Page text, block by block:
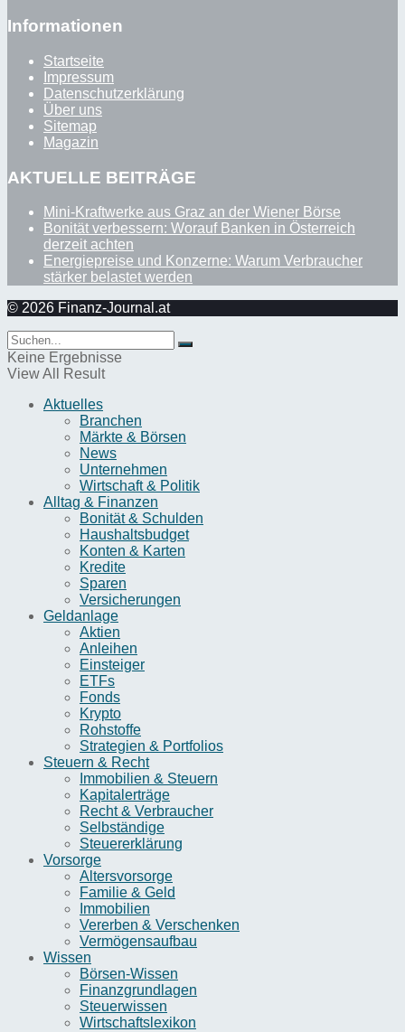
Informationen
Startseite
Impressum
Datenschutzerklärung
Über uns
Sitemap
Magazin
AKTUELLE BEITRÄGE
Mini-Kraftwerke aus Graz an der Wiener Börse
Bonität verbessern: Worauf Banken in Österreich
derzeit achten
Energiepreise und Konzerne: Warum Verbraucher
stärker belastet werden
© 2026 Finanz-Journal.at
Keine Ergebnisse
View All Result
Aktuelles
Branchen
Märkte & Börsen
News
Unternehmen
Wirtschaft & Politik
Alltag & Finanzen
Bonität & Schulden
Haushaltsbudget
Konten & Karten
Kredite
Sparen
Versicherungen
Geldanlage
Aktien
Anleihen
Einsteiger
ETFs
Fonds
Krypto
Rohstoffe
Strategien & Portfolios
Steuern & Recht
Immobilien & Steuern
Kapitalerträge
Recht & Verbraucher
Selbständige
Steuererklärung
Vorsorge
Altersvorsorge
Familie & Geld
Immobilien
Vererben & Verschenken
Vermögensaufbau
Wissen
Börsen-Wissen
Finanzgrundlagen
Steuerwissen
Wirtschaftslexikon